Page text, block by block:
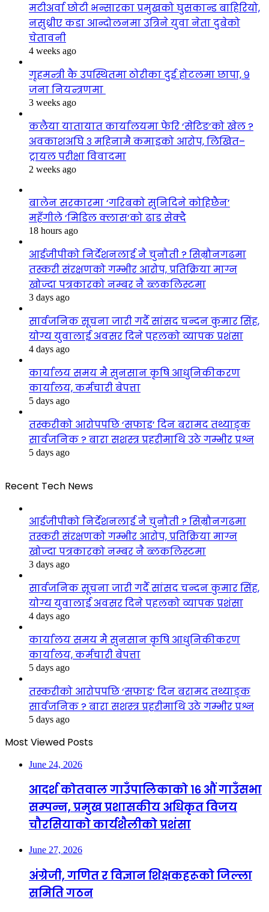
मटीअर्वा छोटी भन्सारका प्रमुखको घुसकान्ड बाहिरियो,
नसुध्रीए कडा आन्दोलनमा उत्रिने युवा नेता दुबेको
चेतावनी
4 weeks ago
गृहमन्त्री कै उपस्थितमा ठोरीका दुई होटलमा छापा, ९
जना नियन्त्रणमा
3 weeks ago
कलैया यातायात कार्यालयमा फेरि ‘सेटिङ’को खेल ?
अवकाशअघि ३ महिनामै कमाइको आरोप, लिखित–
ट्रायल परीक्षा विवादमा
2 weeks ago
बालेन सरकारमा ‘गरिबको सुनिदिने कोहिछैन’
महँगीले ‘मिडिल क्लास’को ढाड सेक्दै
18 hours ago
आईजीपीको निर्देशनलाई नै चुनौती ? सिम्रौनगढमा
तस्करी संरक्षणको गम्भीर आरोप, प्रतिक्रिया माग्न
खोज्दा पत्रकारको नम्बर नै ब्लकलिस्टमा
3 days ago
सार्वजनिक सूचना जारी गर्दै सांसद चन्दन कुमार सिंह,
योग्य युवालाई अवसर दिने पहलको व्यापक प्रशंसा
4 days ago
कार्यालय समय मै सुनसान कृषि आधुनिकीकरण
कार्यालय, कर्मचारी बेपत्ता
5 days ago
तस्करीको आरोपपछि ‘सफाइ’ दिन बरामद तथ्याङ्क
सार्वजनिक ? बारा सशस्त्र प्रहरीमाथि उठे गम्भीर प्रश्न
5 days ago
Recent Tech News
आईजीपीको निर्देशनलाई नै चुनौती ? सिम्रौनगढमा
तस्करी संरक्षणको गम्भीर आरोप, प्रतिक्रिया माग्न
खोज्दा पत्रकारको नम्बर नै ब्लकलिस्टमा
3 days ago
सार्वजनिक सूचना जारी गर्दै सांसद चन्दन कुमार सिंह,
योग्य युवालाई अवसर दिने पहलको व्यापक प्रशंसा
4 days ago
कार्यालय समय मै सुनसान कृषि आधुनिकीकरण
कार्यालय, कर्मचारी बेपत्ता
5 days ago
तस्करीको आरोपपछि ‘सफाइ’ दिन बरामद तथ्याङ्क
सार्वजनिक ? बारा सशस्त्र प्रहरीमाथि उठे गम्भीर प्रश्न
5 days ago
Most Viewed Posts
June 24, 2026
आदर्श कोतवाल गाउँपालिकाको १६ औं गाउँसभा
सम्पन्न, प्रमुख प्रशासकीय अधिकृत विजय
चौरसियाको कार्यशैलीको प्रशंसा
June 27, 2026
अंग्रेजी, गणित र विज्ञान शिक्षकहरूको जिल्ला
समिति गठन